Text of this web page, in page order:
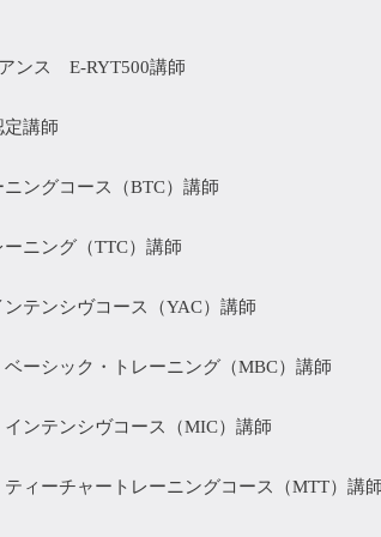
ンス E-RYT500講師
定講師
ングコース（BTC）講師
ニング（TTC）講師
テンシヴコース（YAC）講師
ベーシック・トレーニング（MBC）講師
インテンシヴコース（MIC）講師
ティーチャートレーニングコース（MTT）講